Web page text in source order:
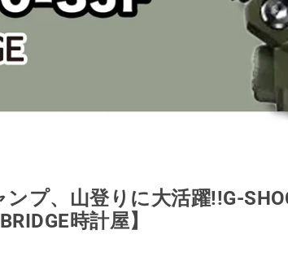
ンプ、山登りに大活躍!!G-
時計屋】